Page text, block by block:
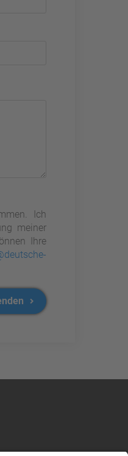
Ich
meiner
Ihre